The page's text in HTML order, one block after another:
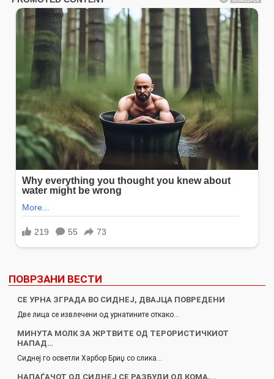
ПОВРЗАНИ ВЕСТИ
СЕ УРНА ЗГРАДА ВО СИДНЕЈ, ДВАЈЦА ПОВРЕДЕНИ
Две лица се извлечени од урнатините откако…
МИНУТА МОЛК ЗА ЖРТВИТЕ ОД ТЕРОРИСТИЧКИОТ
НАПАД…
Сиднеј го осветли Харбор Бриџ со слика…
НАПАЃАЧОТ ОД СИДНЕЈ СЕ РАЗБУДИ ОД КОМА,…